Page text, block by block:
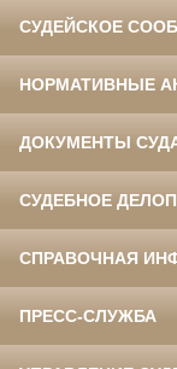
СУДЕЙСКОЕ
НОРМАТИВНЫЕ
ДОКУМЕНТЫ
СУДЕБНОЕ
СПРАВОЧНАЯ
ПРЕСС-СЛУЖБА